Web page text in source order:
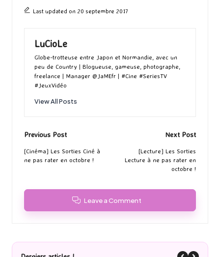
Last updated on 20 septembre 2017
LuCioLe
Globe-trotteuse entre Japon et Normandie, avec un
peu de Country | Blogueuse, gameuse, photographe,
freelance | Manager @JaMEfr | #Cine #SeriesTV
#JeuxVidéo
View All Posts
Post
navigation
Previous Post
[Cinéma] Les Sorties Ciné à
ne pas rater en octobre !
Next Post
[Lecture] Les Sorties
Lecture à ne pas rater en
octobre !
Leave a Comment